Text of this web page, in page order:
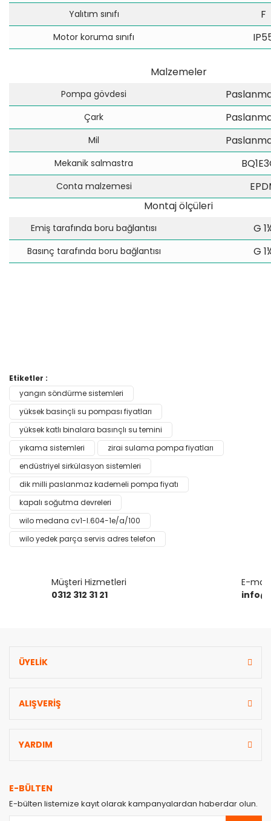
Yalıtım sınıfı F
Motor koruma sınıfı
Malzemeler
Pompa gövdesi
Çark
Mil
Mekanik salmastra
Conta malzemesi
Montaj ölçüleri
Emiş tarafında boru bağlantısı G
Basınç tarafında boru bağlantısı G
Bu ürüne ilk yorumu siz yapın!
Yorum Yaz
Bu ürünün fiyat bilgisi, resim, ürün açıklamalarında ve diğer
konularda yetersiz gördüğünüz noktaları öneri formunu
kullanarak tarafımıza iletebilirsiniz.
Görüş ve önerileriniz için teşekkür ederiz.
Ürün resmi kalitesiz, bozuk veya görüntülenemiyor.
Ürün açıklamasında eksik bilgiler bulunuyor.
Ürün bilgilerinde hatalar bulunuyor.
Ürün fiyatı diğer sitelerden daha pahalı.
Bu ürüne benzer farklı alternatifler olmalı.
Gönder
Etiketler :
yangın söndürme sistemleri
yüksek basinçli su pompası fiyatları
yüksek katlı binalara basınçlı su temini
yıkama sistemleri
zirai sulama pompa fiyatları
endüstriyel sirkülasyon sistemleri
dik milli paslanmaz kademeli pompa fiyatı
kapalı soğutma devreleri
wilo medana cv1-l.604-1e/a/100
wilo yedek parça servis adres telefon
Müşteri Hizmetleri
0312 312 31 21
E-mail
ÜYELİK
ALIŞVERİŞ
YARDIM
E-BÜLTEN
E-bülten listemize kayıt olarak kampanyalardan haberdar olun.